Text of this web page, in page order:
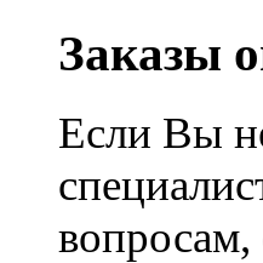
Заказы
Если Вы